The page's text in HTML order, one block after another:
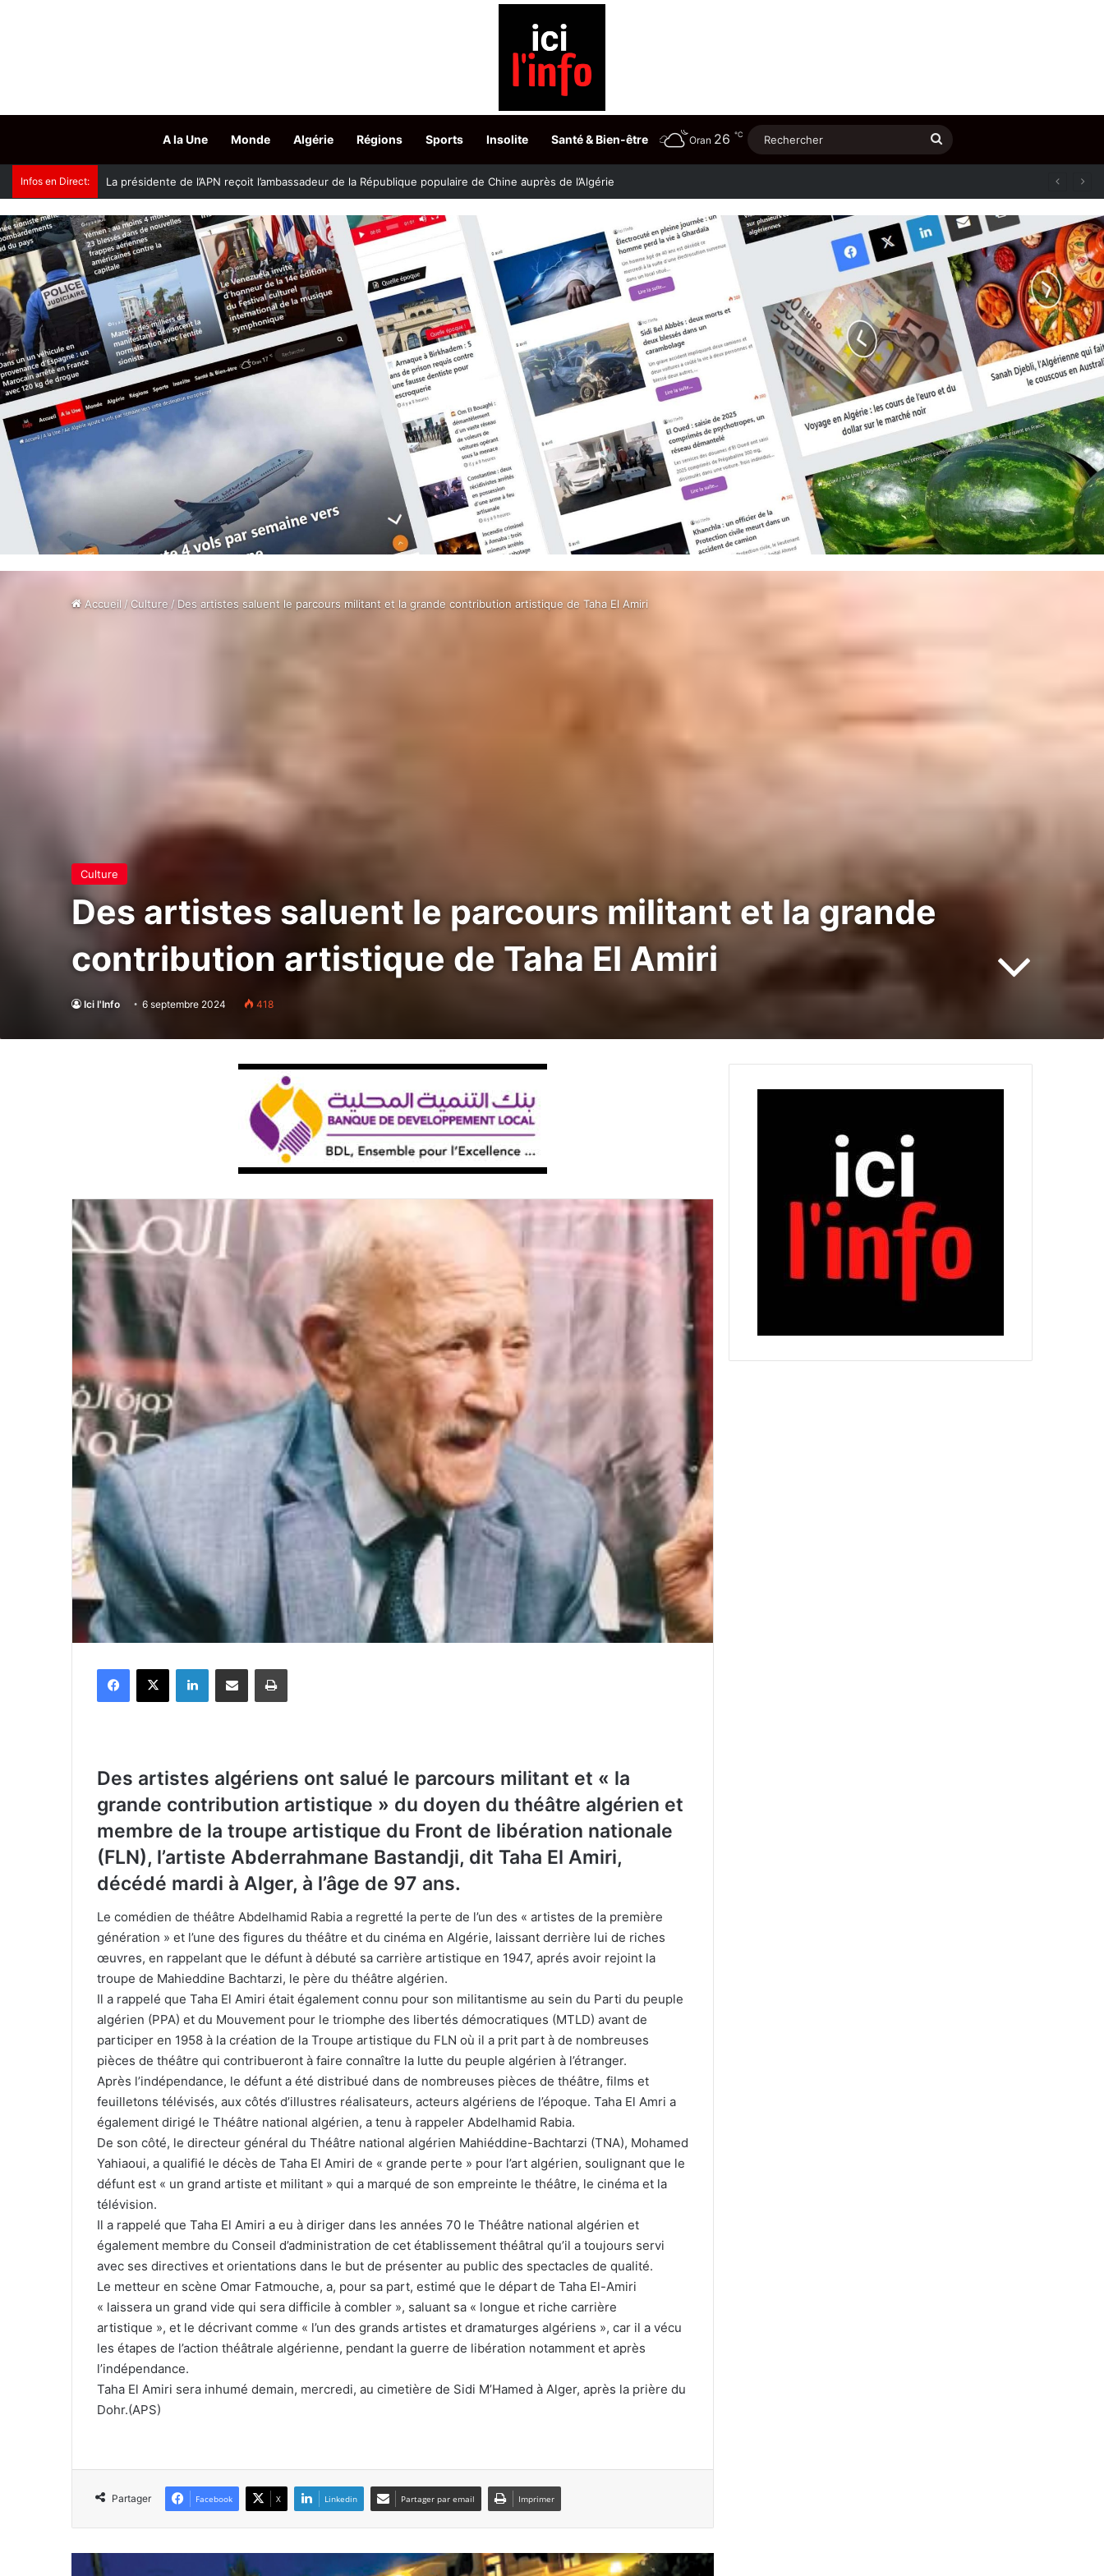
A la Une Monde Algérie Régions Sports Insolite Santé & Bien-être Oran 26 ℃ Rechercher
Infos en Direct: Accès aux grades hospitalo-universitaires : le ministère fixe les dates du choix des postes
Accueil /Culture / Des artistes saluent le parcours militant et la grande contribution artistique de Taha El Amiri
Culture
Des artistes saluent le parcours militant et la grande
contribution artistique de Taha El Amiri
Ici l'Info 6 septembre 2024 418
Des artistes algériens ont salué le parcours militant et « la
grande contribution artistique » du doyen du théâtre algérien et
membre de la troupe artistique du Front de libération nationale
(FLN), l’artiste Abderrahmane Bastandji, dit Taha El Amiri,
décédé mardi à Alger, à l’âge de 97 ans.
Le comédien de théâtre Abdelhamid Rabia a regretté la perte de l’un des « artistes de la première
génération » et l’une des figures du théâtre et du cinéma en Algérie, laissant derrière lui de riches
œuvres, en rappelant que le défunt à débuté sa carrière artistique en 1947, aprés avoir rejoint la
troupe de Mahieddine Bachtarzi, le père du théâtre algérien.
Il a rappelé que Taha El Amiri était également connu pour son militantisme au sein du Parti du peuple
algérien (PPA) et du Mouvement pour le triomphe des libertés démocratiques (MTLD) avant de
participer en 1958 à la création de la Troupe artistique du FLN où il a prit part à de nombreuses
pièces de théâtre qui contribueront à faire connaître la lutte du peuple algérien à l’étranger.
Après l’indépendance, le défunt a été distribué dans de nombreuses pièces de théâtre, films et
feuilletons télévisés, aux côtés d’illustres réalisateurs, acteurs algériens de l’époque. Taha El Amri a
également dirigé le Théâtre national algérien, a tenu à rappeler Abdelhamid Rabia.
De son côté, le directeur général du Théâtre national algérien Mahiéddine-Bachtarzi (TNA), Mohamed
Yahiaoui, a qualifié le décès de Taha El Amiri de « grande perte » pour l’art algérien, soulignant que le
défunt est « un grand artiste et militant » qui a marqué de son empreinte le théâtre, le cinéma et la
télévision.
Il a rappelé que Taha El Amiri a eu à diriger dans les années 70 le Théâtre national algérien et
également membre du Conseil d’administration de cet établissement théâtral qu’il a toujours servi
avec ses directives et orientations dans le but de présenter au public des spectacles de qualité.
Le metteur en scène Omar Fatmouche, a, pour sa part, estimé que le départ de Taha El-Amiri
« laissera un grand vide qui sera difficile à combler », saluant sa « longue et riche carrière
artistique », et le décrivant comme « l’un des grands artistes et dramaturges algériens », car il a vécu
les étapes de l’action théâtrale algérienne, pendant la guerre de libération notamment et après
l’indépendance.
Taha El Amiri sera inhumé demain, mercredi, au cimetière de Sidi M’Hamed à Alger, après la prière du
Dohr.(APS)
Partager Facebook X Linkedin Partager par email Imprimer
Tissemsilt commémore le 65e
anniversaire de la mort au champ
d’honneur du héros Djilali Bounâama
Oued Smar : le cinéma en plein air fait
son grand retour
Le tajine en terre cuite, gardien des
saveurs authentiques de la cuisine
algérienne
de la République de la littérature
exceptionnel à candidature